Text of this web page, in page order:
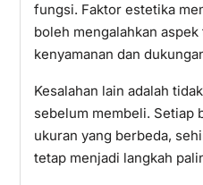
fungsi. Faktor estetika
boleh mengalahkan
kenyamanan dan
Kesalahan lain adalah
sebelum membeli. Setiap
ukuran yang berbeda,
tetap menjadi langkah